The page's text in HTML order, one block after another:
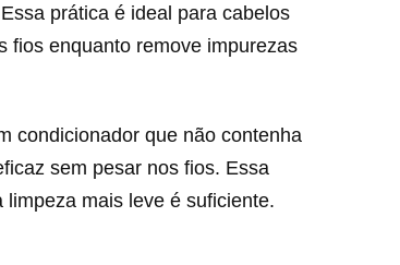
prática é ideal para cabelos
fios enquanto remove impurezas
condicionador que não contenha
sem pesar nos fios. Essa
mais leve é suficiente.